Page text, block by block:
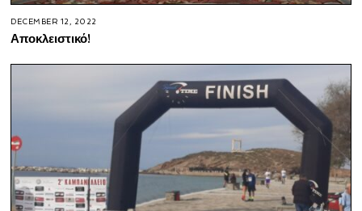
DECEMBER 12, 2022
Αποκλειστικό!